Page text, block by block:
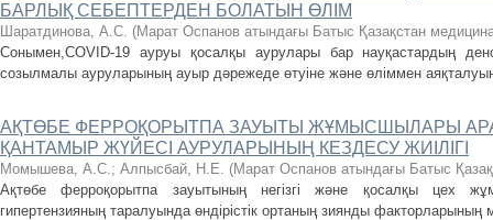
БАРЛЫҚ СЕБЕПТЕРДЕН БОЛАТЫН ӨЛІМ
Шаратдинова, А.С. (Марат Оспанов атындағы Батыс Қазақстан медицина
Сонымен,COVID-19 ауруы қосалқы аурулары бар науқастардың
созылмалы ауруларының ауыр дәрежеде өтуіне және өліммен
АҚТӨБЕ ФЕРРОҚОРЫТПА ЗАУЫТЫ ЖҰМЫСШЫЛАРЫ
ҚАНТАМЫР ЖҮЙЕСІ АУРУЛАРЫНЫҢ КЕЗДЕСУ ЖИІЛІГІ
Момышева, А.С.; Алпысбай, Н.Е. (Марат Оспанов атындағы Батыс
Ақтөбе ферроқорытпа зауытының негізгі және қосалқы цех
гипертензияның таралуында өндірістік ортаның зиянды